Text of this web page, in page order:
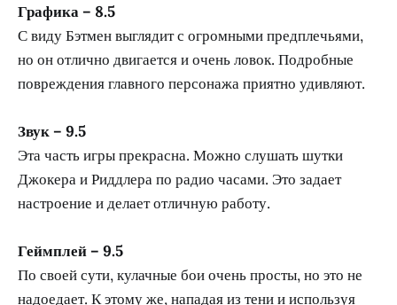
Графика – 8.5
С виду Бэтмен выглядит с огромными предплечьями,
но он отлично двигается и очень ловок. Подробные
повреждения главного персонажа приятно удивляют.
Звук – 9.5
Эта часть игры прекрасна. Можно слушать шутки
Джокера и Риддлера по радио часами. Это задает
настроение и делает отличную работу.
Геймплей – 9.5
По своей сути, кулачные бои очень просты, но это не
надоедает. К этому же, нападая из тени и используя